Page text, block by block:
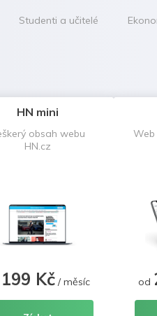
Studenti a učitelé
HN mini
obsah webu
HN.cz
199 Kč/ měsíc
Web
od